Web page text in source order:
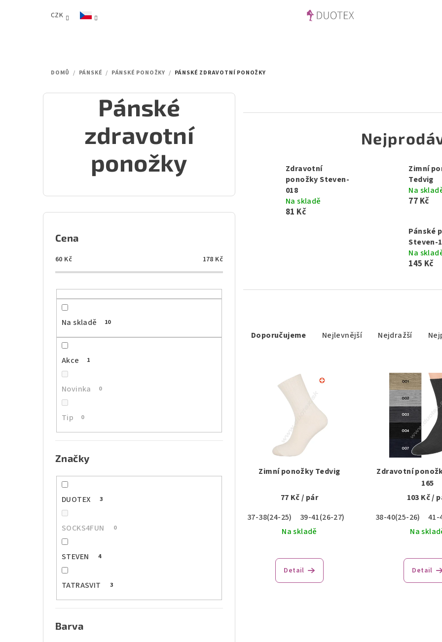
CZK
DOMŮ / PÁNSKÉ / PÁNSKÉ PONOŽKY / PÁNSKÉ ZDRAVOTNÍ PONOŽKY
Pánské
zdravotní
ponožky
Cena
60 Kč 178 Kč
Na skladě 10
Akce 1
Novinka 0
Tip 0
Značky
DUOTEX 3
SOCKS4FUN 0
STEVEN 4
TATRASVIT 3
Barva
Zdravotní
ponožky Steven-
018
Na skladě
81 Kč
Zimní
Tedvig
Na
77 Kč
Pánské
Steven-
Na
145 Kč
a
u
Doporučujeme Nejlevnější Nejdražší
d
Zimní ponožky Tedvig
77 Kč/ pár
37-38(24-25)
39-41(26-27)
Na skladě
Detail
Zdravotní
165
103 Kč/
38-40(25-26)
41-
Na
Detail